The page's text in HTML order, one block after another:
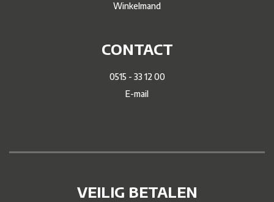
Winkelmand
CONTACT
0515 - 33 12 00
E-mail
VEILIG BETALEN